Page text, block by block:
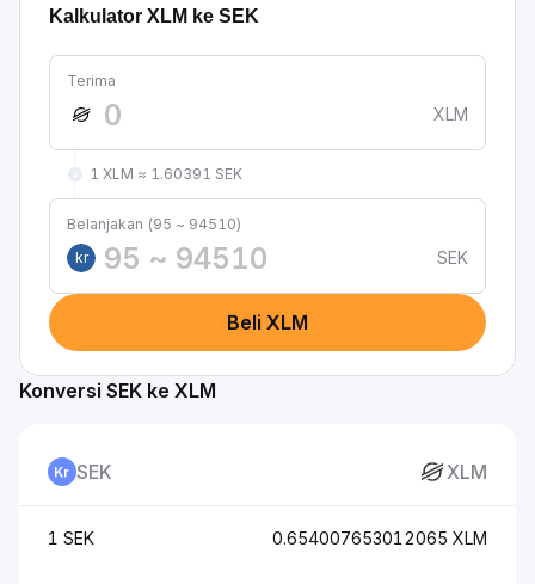
Kalkulator XLM ke SEK
Terima
XLM
1 XLM ≈ 1.60391 SEK
Belanjakan (95 ~ 94510)
kr
SEK
Beli XLM
Konversi SEK ke XLM
SEK XLM
1 SEK 0.654007653012065 XLM